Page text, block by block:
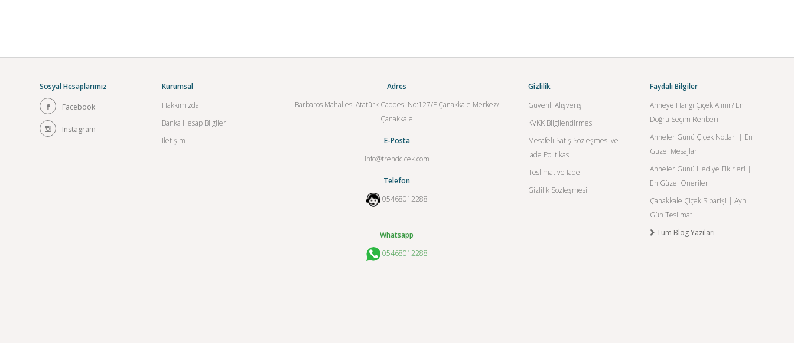
Sosyal Hesaplarımız
Facebook
Instagram
Kurumsal
Hakkımızda
Banka Hesap Bilgileri
İletişim
Adres
Barbaros Mahallesi Atatürk Caddesi No:127/F Çanakkale Merkez/
Çanakkale
E-Posta
info@trendcicek.com
Telefon
05468012288
Whatsapp
05468012288
Gizlilik
Güvenli Alışveriş
KVKK Bilgilendirmesi
Mesafeli Satış Sözleşmesi ve
İade Politikası
Teslimat ve İade
Gizlilik Sözleşmesi
Faydalı Bilgiler
Anneye Hangi Çiçek Alınır? En
Doğru Seçim Rehberi
Anneler Günü Çiçek Notları | En
Güzel Mesajlar
Anneler Günü Hediye Fikirleri |
En Güzel Öneriler
Çanakkale Çiçek Siparişi | Aynı
Gün Teslimat
Tüm Blog Yazıları